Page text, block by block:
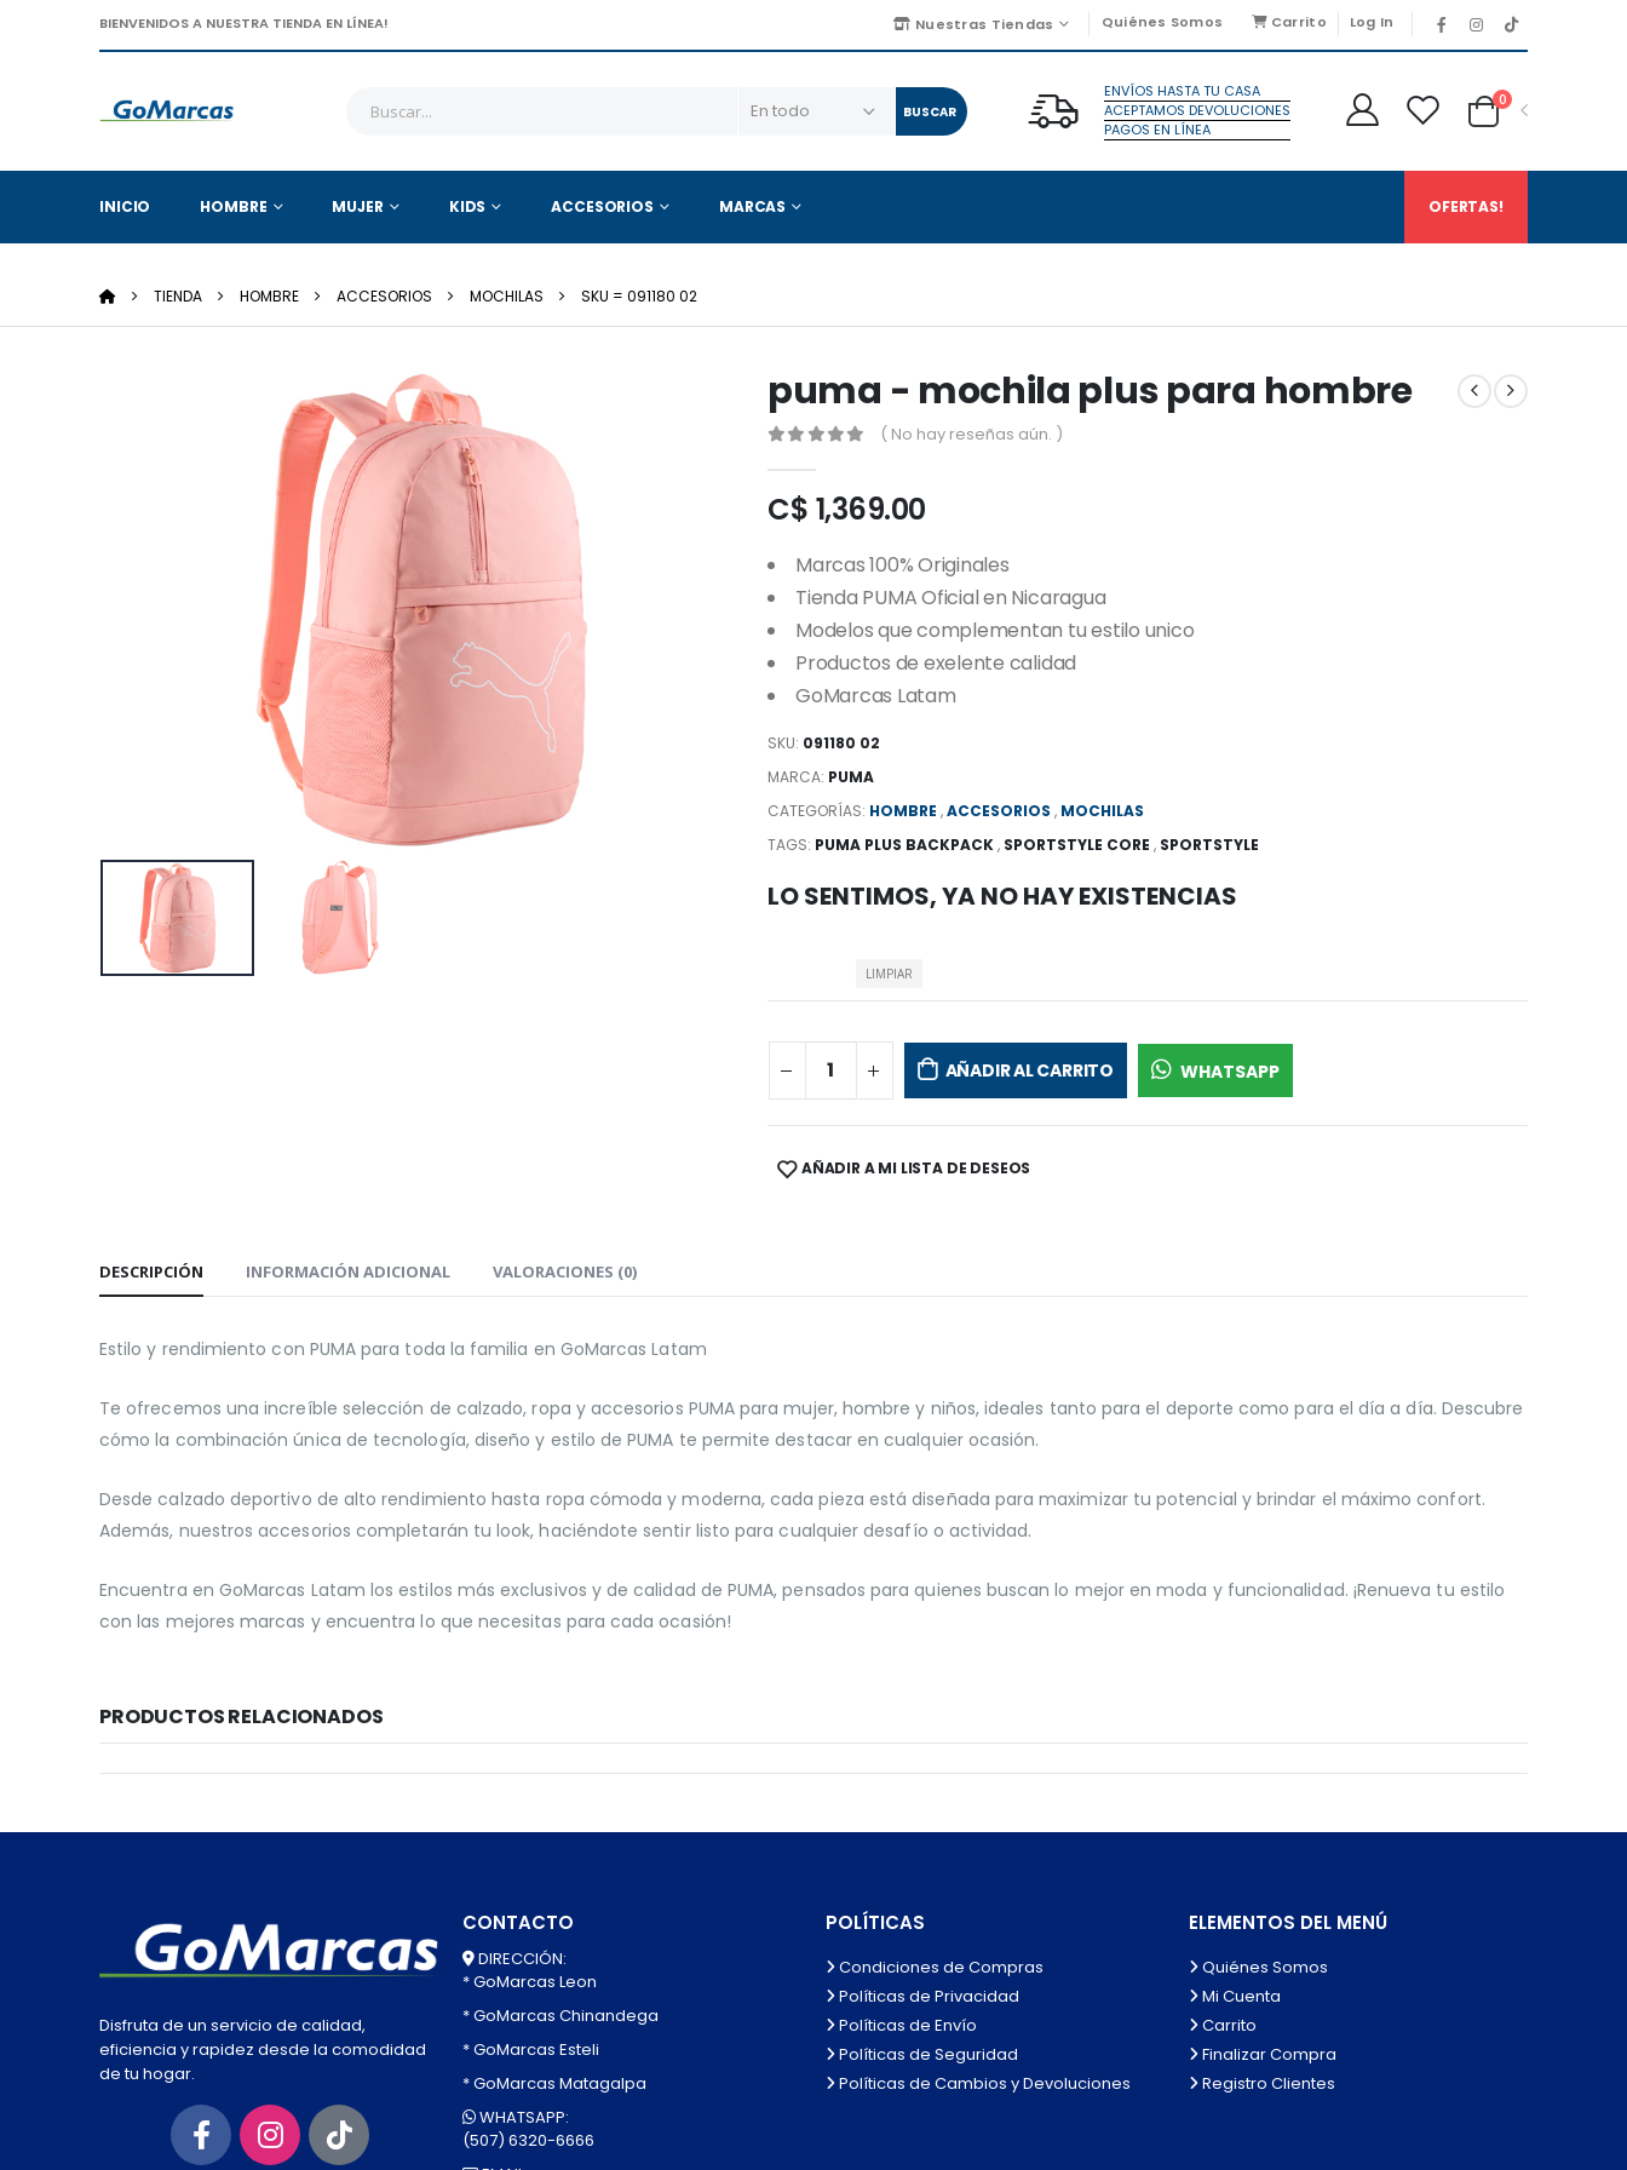
BIENVENIDOS A NUESTRA TIENDA EN LÍNEA! Nuestras Tiendas Quiénes Somos Carrito Log In
BUSCAR
ENVÍOS HASTA TU CASA
ACEPTAMOS DEVOLUCIONES
PAGOS EN LÍNEA
0
INICIO HOMBRE MUJER KIDS ACCESORIOS MARCAS OFERTAS!
TIENDA HOMBRE ACCESORIOS MOCHILAS SKU = 091180 02
puma - mochila plus para hombre
( No hay reseñas aún. )
C$ 1,369.00
Marcas 100% Originales
Tienda PUMA Oficial en Nicaragua
Modelos que complementan tu estilo unico
Productos de exelente calidad
GoMarcas Latam
SKU: 091180 02
MARCA: PUMA
CATEGORÍAS: HOMBRE ,ACCESORIOS , MOCHILAS
TAGS: PUMA PLUS BACKPACK, SPORTSTYLE CORE , SPORTSTYLE
LO SENTIMOS, YA NO HAY EXISTENCIAS
LIMPIAR
AÑADIR AL CARRITO WHATSAPP
SHARE:AÑADIR A MI LISTA DE DESEOS
DESCRIPCIÓN INFORMACIÓN ADICIONAL VALORACIONES (0)
Estilo y rendimiento con PUMA para toda la familia en GoMarcas Latam
Te ofrecemos una increíble selección de calzado, ropa y accesorios PUMA para mujer, hombre y niños, ideales tanto para el deporte como para el día a día. Descubre
cómo la combinación única de tecnología, diseño y estilo de PUMA te permite destacar en cualquier ocasión.
Desde calzado deportivo de alto rendimiento hasta ropa cómoda y moderna, cada pieza está diseñada para maximizar tu potencial y brindar el máximo confort.
Además, nuestros accesorios completarán tu look, haciéndote sentir listo para cualquier desafío o actividad.
Encuentra en GoMarcas Latam los estilos más exclusivos y de calidad de PUMA, pensados para quienes buscan lo mejor en moda y funcionalidad. ¡Renueva tu estilo
con las mejores marcas y encuentra lo que necesitas para cada ocasión!
PRODUCTOS RELACIONADOS
Disfruta de un servicio de calidad,
eficiencia y rapidez desde la comodidad
de tu hogar.
CONTACTO
DIRECCIÓN:
* GoMarcas Leon
* GoMarcas Chinandega
* GoMarcas Esteli
* GoMarcas Matagalpa
WHATSAPP:
(507) 6320-6666
POLÍTICAS
Condiciones de Compras
Políticas de Privacidad
Políticas de Envío
Políticas de Seguridad
Políticas de Cambios y Devoluciones
ELEMENTOS DEL MENÚ
Quiénes Somos
Mi Cuenta
Carrito
Finalizar Compra
Registro Clientes